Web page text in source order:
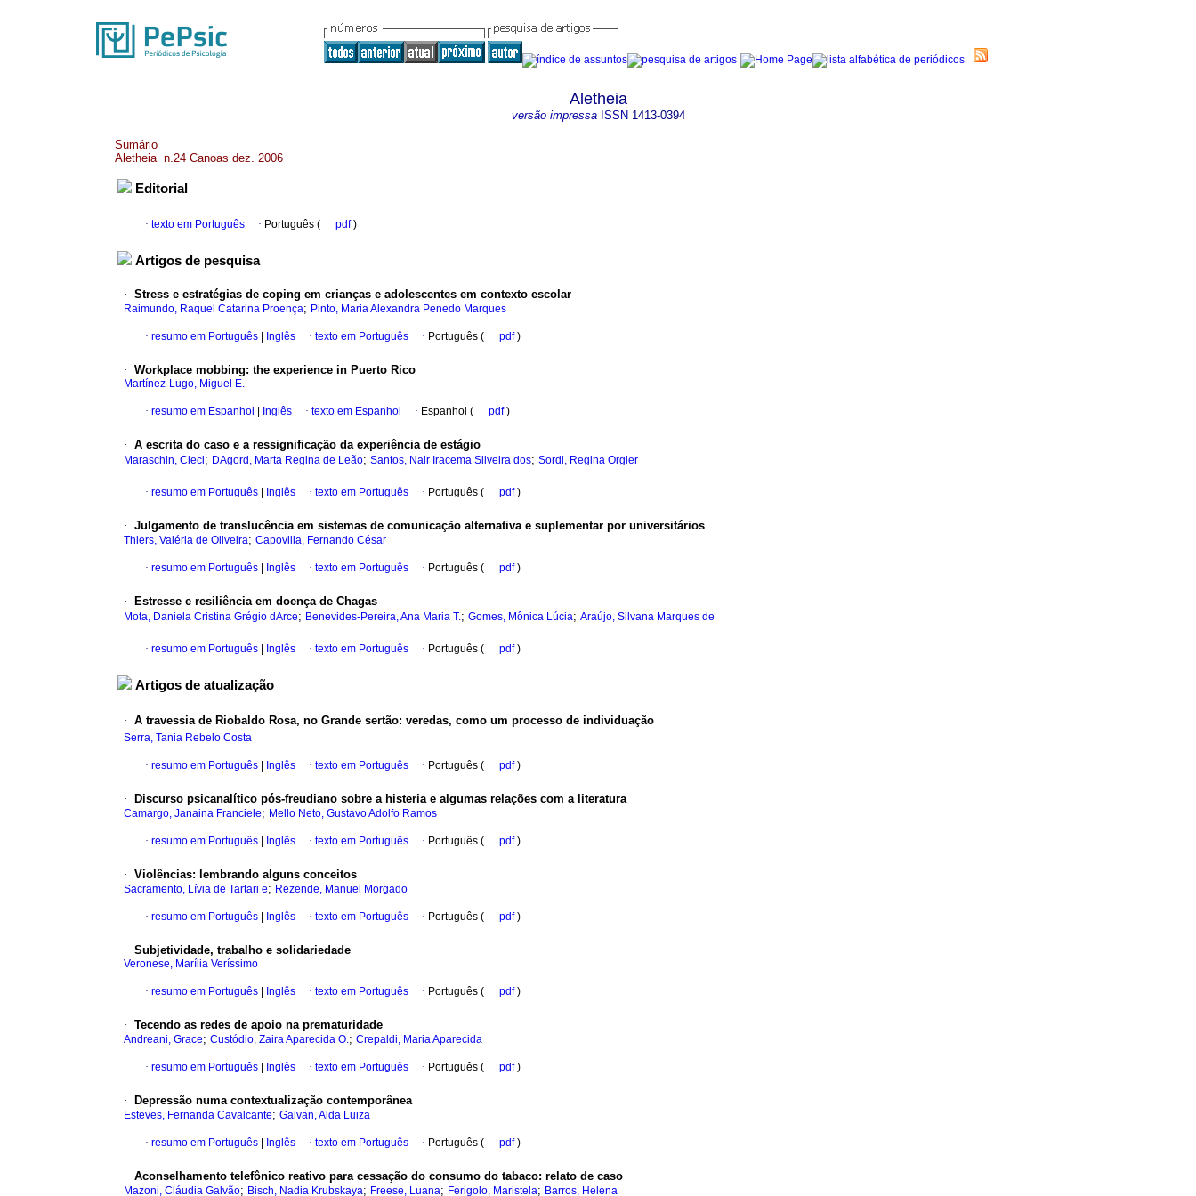
Aletheia
versão impressaISSN 1413-0394
Sumário
Aletheia n.24 Canoas dez. 2006
Editorial
· texto em Português · Português ( pdf)
Artigos de pesquisa
· Stress e estratégias de coping em crianças e adolescentes em contexto escolar
Raimundo, Raquel Catarina Proença; Pinto, Maria Alexandra Penedo Marques
· resumo em Português Inglês · texto em Português · Português ( pdf)
· Workplace mobbing: the experience in Puerto Rico
Martínez-Lugo, Miguel E.
· resumo em Espanhol Inglês · texto em Espanhol · Espanhol ( pdf)
· A escrita do caso e a ressignificação da experiência de estágio
Maraschin, Cleci; DAgord, Marta Regina de Leão; Santos, Nair Iracema Silveira dos; Sordi, Regina Orgler
· resumo em Português Inglês · texto em Português · Português ( pdf)
· Julgamento de translucência em sistemas de comunicação alternativa e suplementar por universitários
Thiers, Valéria de Oliveira; Capovilla, Fernando César
· resumo em Português Inglês · texto em Português · Português ( pdf)
· Estresse e resiliência em doença de Chagas
Mota, Daniela Cristina Grégio dArce; Benevides-Pereira, Ana Maria T.; Gomes, Mônica Lúcia; Araújo, Silvana Marques de
· resumo em Português Inglês · texto em Português · Português ( pdf)
Artigos de atualização
· A travessia de Riobaldo Rosa, no Grande sertão: veredas, como um processo de individuação
Serra, Tania Rebelo Costa
· resumo em Português Inglês · texto em Português · Português ( pdf)
· Discurso psicanalítico pós-freudiano sobre a histeria e algumas relações com a literatura
Camargo, Janaina Franciele; Mello Neto, Gustavo Adolfo Ramos
· resumo em Português Inglês · texto em Português · Português ( pdf)
· Violências: lembrando alguns conceitos
Sacramento, Lívia de Tartari e; Rezende, Manuel Morgado
· resumo em Português Inglês · texto em Português · Português ( pdf)
· Subjetividade, trabalho e solidariedade
Veronese, Marília Veríssimo
· resumo em Português Inglês · texto em Português · Português ( pdf)
· Tecendo as redes de apoio na prematuridade
Andreani, Grace; Custódio, Zaira Aparecida O.; Crepaldi, Maria Aparecida
· resumo em Português Inglês · texto em Português · Português ( pdf)
· Depressão numa contextualização contemporânea
Esteves, Fernanda Cavalcante; Galvan, Alda Luiza
· resumo em Português Inglês · texto em Português · Português ( pdf)
· Aconselhamento telefônico reativo para cessação do consumo do tabaco: relato de caso
Mazoni, Cláudia Galvão; Bisch, Nadia Krubskaya; Freese, Luana; Ferigolo, Maristela; Barros, Helena